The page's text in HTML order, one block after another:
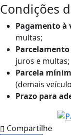
Condições
Pagamento à
multas;
Parcelamento
juros e multas;
Parcela
(demais
Prazo para
Compartilhe